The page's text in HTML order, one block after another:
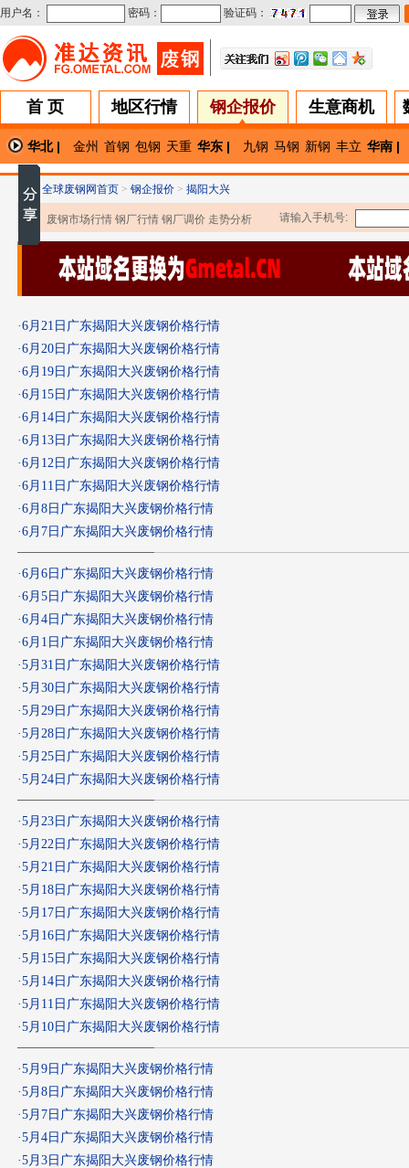
用户名： 密码： 验证码：
首 页 地区行情 钢企报价 生意商机
华北 | 金州 首钢 包钢 天重 华东 | 九钢 马钢 新钢 丰立 华南 |
■ 全球废钢网首页 > 钢企报价 > 揭阳大兴
■ 废钢市场行情 钢厂行情 钢厂调价 走势分析 请输入手机号:
·6月21日广东揭阳大兴废钢价格行情
·6月20日广东揭阳大兴废钢价格行情
·6月19日广东揭阳大兴废钢价格行情
·6月15日广东揭阳大兴废钢价格行情
·6月14日广东揭阳大兴废钢价格行情
·6月13日广东揭阳大兴废钢价格行情
·6月12日广东揭阳大兴废钢价格行情
·6月11日广东揭阳大兴废钢价格行情
·6月8日广东揭阳大兴废钢价格行情
·6月7日广东揭阳大兴废钢价格行情
·6月6日广东揭阳大兴废钢价格行情
·6月5日广东揭阳大兴废钢价格行情
·6月4日广东揭阳大兴废钢价格行情
·6月1日广东揭阳大兴废钢价格行情
·5月31日广东揭阳大兴废钢价格行情
·5月30日广东揭阳大兴废钢价格行情
·5月29日广东揭阳大兴废钢价格行情
·5月28日广东揭阳大兴废钢价格行情
·5月25日广东揭阳大兴废钢价格行情
·5月24日广东揭阳大兴废钢价格行情
·5月23日广东揭阳大兴废钢价格行情
·5月22日广东揭阳大兴废钢价格行情
·5月21日广东揭阳大兴废钢价格行情
·5月18日广东揭阳大兴废钢价格行情
·5月17日广东揭阳大兴废钢价格行情
·5月16日广东揭阳大兴废钢价格行情
·5月15日广东揭阳大兴废钢价格行情
·5月14日广东揭阳大兴废钢价格行情
·5月11日广东揭阳大兴废钢价格行情
·5月10日广东揭阳大兴废钢价格行情
·5月9日广东揭阳大兴废钢价格行情
·5月8日广东揭阳大兴废钢价格行情
·5月7日广东揭阳大兴废钢价格行情
·5月4日广东揭阳大兴废钢价格行情
·5月3日广东揭阳大兴废钢价格行情